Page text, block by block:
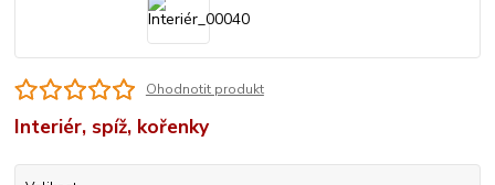
Ohodnotit produkt
Interiér, spíž, kořenky